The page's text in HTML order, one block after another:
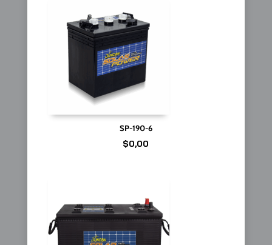
SP-190-6
$0,00